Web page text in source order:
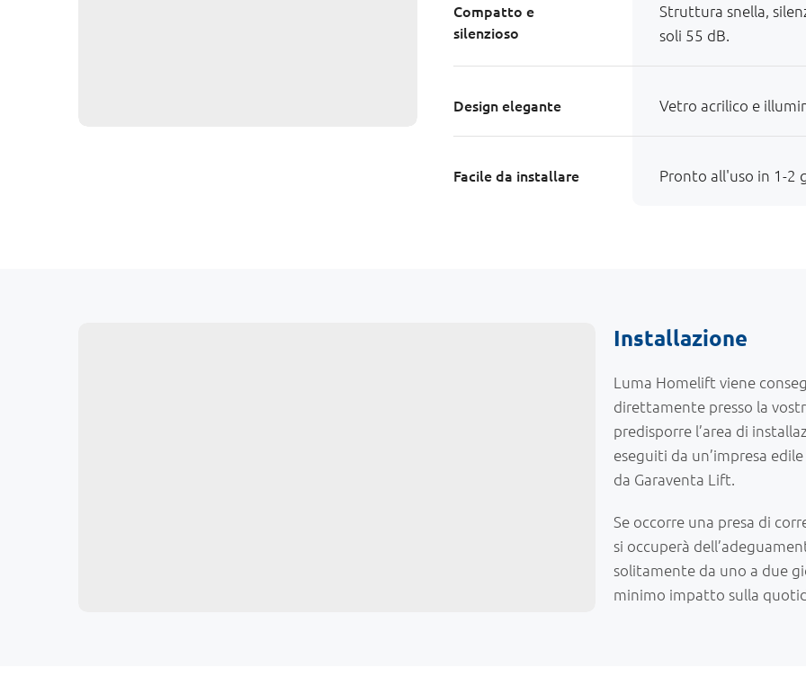
Compatto e
silenzioso
Struttura snella,
soli 55 dB.
Design elegante Vetro acrilico e
Facile da installare Pronto all'uso in 1-2
Installazione
Luma Homelift viene
direttamente presso la
predisporre l’area di
eseguiti da un’impresa
da Garaventa Lift.
Se occorre una presa di
si occuperà
solitamente da uno a due
minimo impatto sulla